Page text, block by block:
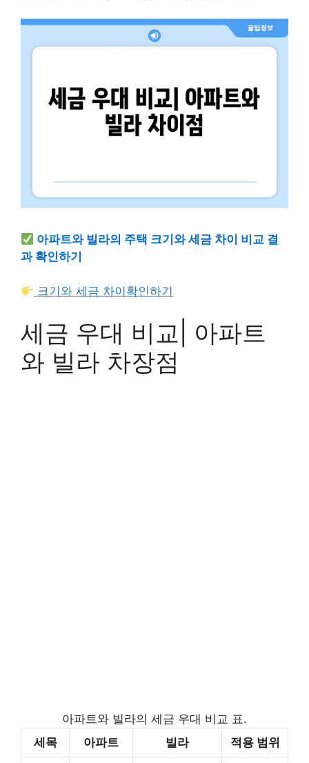
아파트와 빌라의 주택 크기와 세금 차이 비교 결
과 확인하기
크기와 세금 차이확인하기
세금 우대 비교| 아파트
와 빌라 차장점
아파트와 빌라의 세금 우대 비교 표.
세목
아파트 빌라 적용 범위